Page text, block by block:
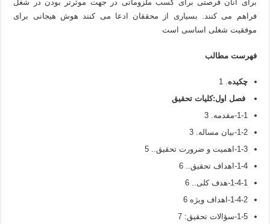
برای آنان فرصتی برای کسب ملزوماتی در جهت موثرتر بودن در شغل
فراهم می کنند. بسیاری از محققان ادعا می کنند هوش هیجانی برای
موفقیت شغلی اساسی است
فهرست مطالب
چکیده. 1
فصل اول:کلیات تحقیق
1-1-مقدمه. 3
1-2-بیان مساله. 3
1-3-اهمیت و ضرورت تحقیق.. 5
1-4-اهداف تحقیق.. 6
1-4-1-هدف کلی.. 6
1-4-2-اهداف ویژه 6
1-5-سؤالات تحقیق: 7